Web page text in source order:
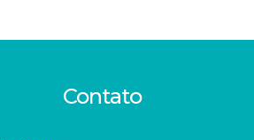
Contato